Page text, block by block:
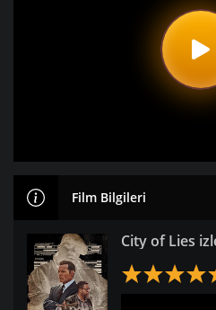
Film Bilgileri
City of Lies